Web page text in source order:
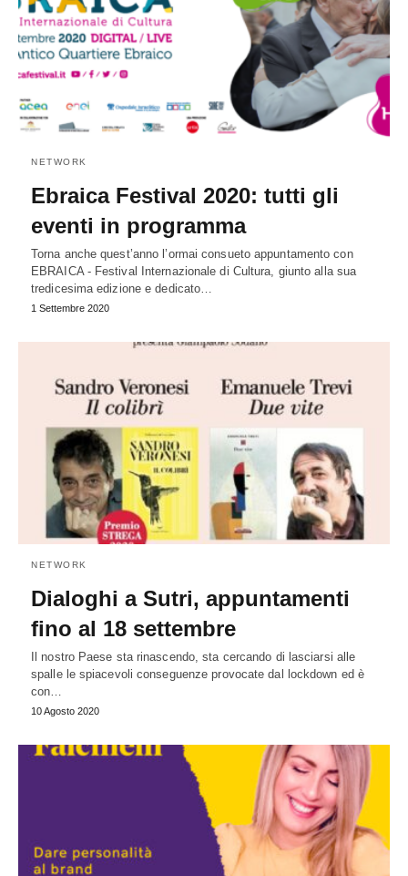
NETWORK
Ebraica Festival 2020: tutti gli
eventi in programma
Torna anche quest’anno l’ormai consueto appuntamento con
EBRAICA - Festival Internazionale di Cultura, giunto alla sua
tredicesima edizione e dedicato…
1 Settembre 2020
NETWORK
Dialoghi a Sutri, appuntamenti
fino al 18 settembre
Il nostro Paese sta rinascendo, sta cercando di lasciarsi alle
spalle le spiacevoli conseguenze provocate dal lockdown ed è
con…
10 Agosto 2020